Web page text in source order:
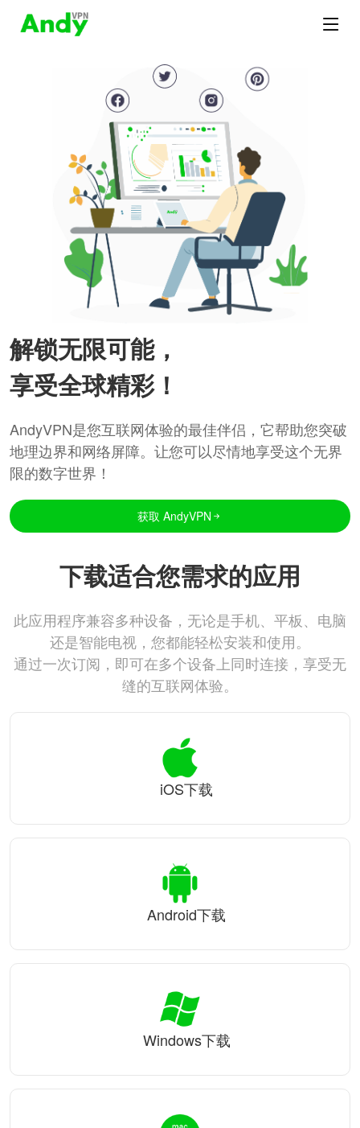
解锁无限可能，
享受全球精彩！
AndyVPN是您互联网体验的最佳伴侣，它帮助您突破
地理边界和网络屏障。让您可以尽情地享受这个无界
限的数字世界！
获取 AndyVPN
下载适合您需求的应用
此应用程序兼容多种设备，无论是手机、平板、电脑
还是智能电视，您都能轻松安装和使用。
通过一次订阅，即可在多个设备上同时连接，享受无
缝的互联网体验。
iOS下载
Android下载
Windows下载